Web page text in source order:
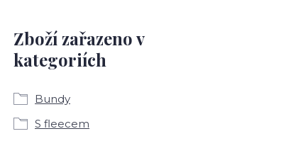
Zboží zařazeno v
kategoriích
Bundy
S fleecem